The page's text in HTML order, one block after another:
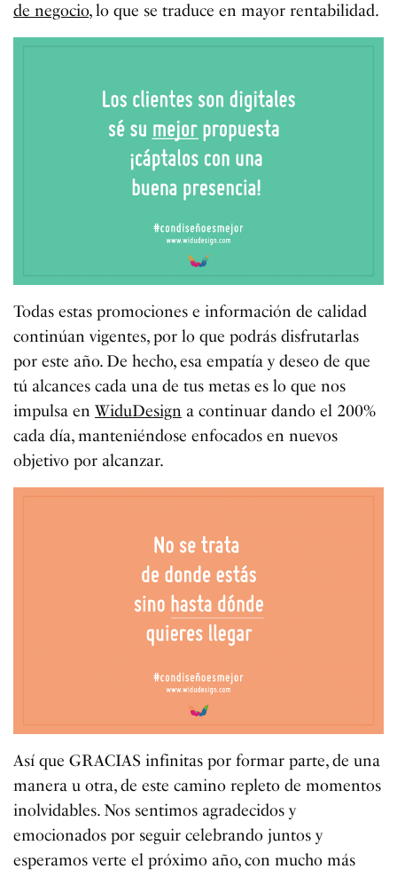
de negocio, lo que se traduce en mayor rentabilidad.
Todas estas promociones e información de calidad
continúan vigentes, por lo que podrás disfrutarlas
por este año. De hecho, esa empatía y deseo de que
tú alcances cada una de tus metas es lo que nos
impulsa enWiduDesign a continuar dando el 200%
cada día, manteniéndose enfocados en nuevos
objetivo por alcanzar.
Así que GRACIAS infinitas por formar parte, de una
manera u otra, de este camino repleto de momentos
inolvidables. Nos sentimos agradecidos y
emocionados por seguir celebrando juntos y
esperamos verte el próximo año, con mucho más